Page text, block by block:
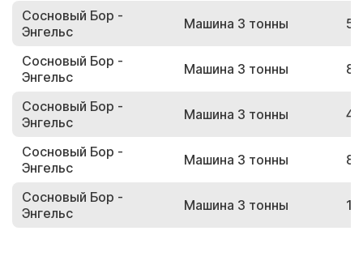
Сосновый Бор -
Энгельс
Машина 3 тонны
Сосновый Бор -
Энгельс
Машина 3 тонны
Сосновый Бор -
Энгельс
Машина 3 тонны
Сосновый Бор -
Энгельс
Машина 3 тонны
Сосновый Бор -
Энгельс
Машина 3 тонны